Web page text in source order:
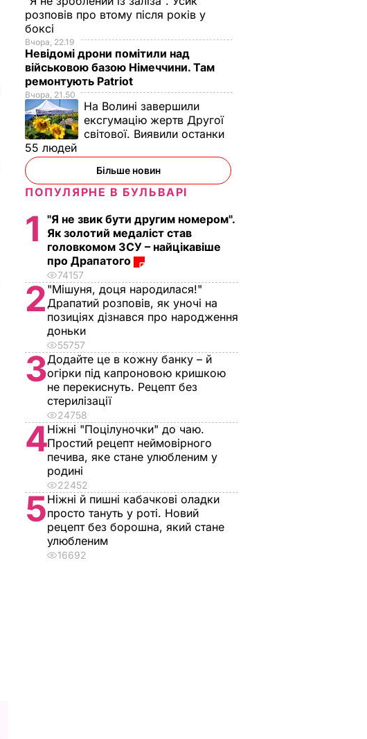
розповів про втому після років у
боксі
Вчора, 22.19
Невідомі дрони помітили над
військовою базою Німеччини. Там
ремонтують Patriot
Вчора, 21.50
На Волині завершили
ексгумацію жертв Другої
світової. Виявили останки
55 людей
Більше новин
ПОПУЛЯРНЕ В БУЛЬВАРІ
1
"Я не звик бути другим номером".
Як золотий медаліст став
головкомом ЗСУ – найцікавіше
про Драпатого
74157
2 "Мішуня, доця народилася!"
Драпатий розповів, як уночі на
позиціях дізнався про народження
доньки
55757
3Додайте це в кожну банку – й
огірки під капроновою кришкою
не перекиснуть. Рецепт без
стерилізації
24758
4Ніжні "Поцілуночки" до чаю.
Простий рецепт неймовірного
печива, яке стане улюбленим у
родині
22452
5Ніжні й пишні кабачкові оладки
просто тануть у роті. Новий
рецепт без борошна, який стане
улюбленим
16692